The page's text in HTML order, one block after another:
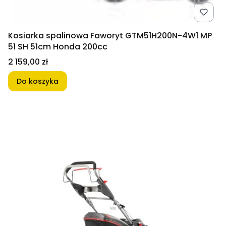
Kosiarka spalinowa Faworyt GTM51H200N-4W1 MP
51 SH 51cm Honda 200cc
Cena
2 159,00 zł
Do koszyka